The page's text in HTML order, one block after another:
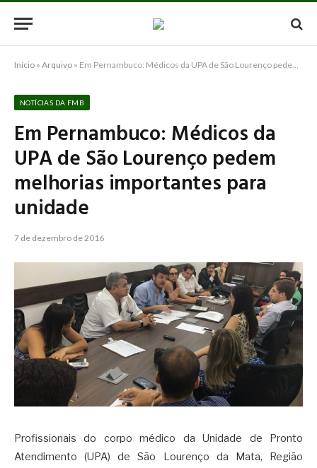
Início » Arquivo » Em Pernambuco: Médicos da UPA de São Lourenço pedem melhorias importantes para unidade
NOTÍCIAS DA FMB
Em Pernambuco: Médicos da
UPA de São Lourenço pedem
melhorias importantes para
unidade
7 de dezembro de 2016
Profissionais do corpo médico da Unidade de Pronto
Atendimento (UPA) de São Lourenço da Mata, Região